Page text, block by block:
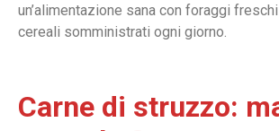
un’alimentazione sana con foraggi
cereali somministrati ogni giorno.
Carne di struzzo: